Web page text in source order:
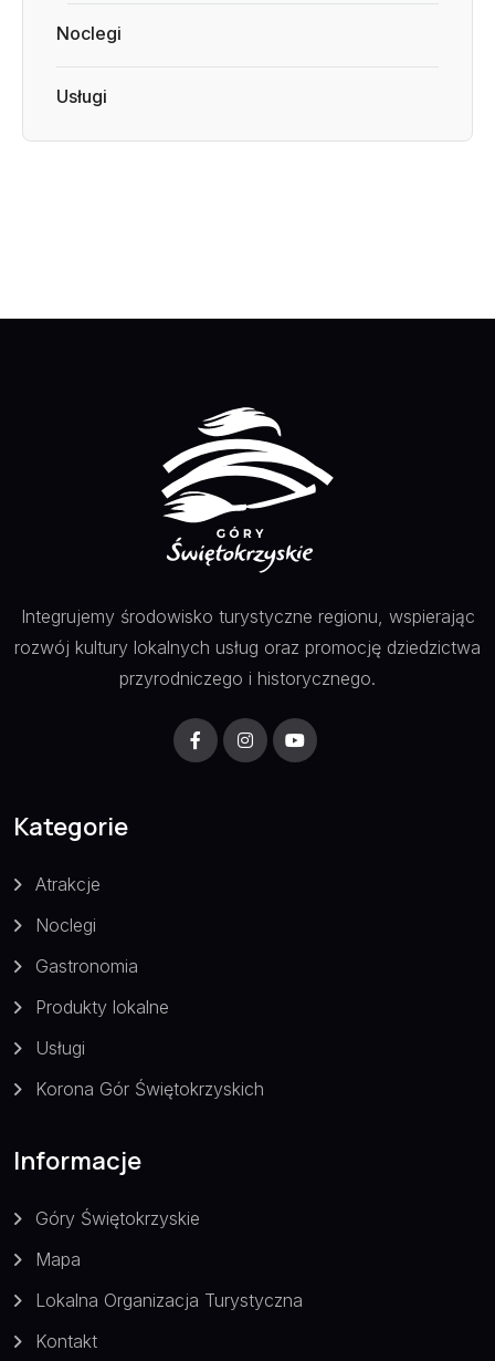
Noclegi
Usługi
Integrujemy środowisko turystyczne regionu, wspierając
rozwój kultury lokalnych usług oraz promocję dziedzictwa
przyrodniczego i historycznego.
Kategorie
Atrakcje
Noclegi
Gastronomia
Produkty lokalne
Usługi
Korona Gór Świętokrzyskich
Informacje
Góry Świętokrzyskie
Mapa
Lokalna Organizacja Turystyczna
Kontakt